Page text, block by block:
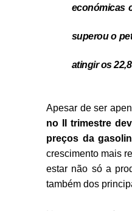
económicas
superou o
atingir os
Apesar de ser
no II trimestre
preços da
crescimento mais
estar não só a
também dos